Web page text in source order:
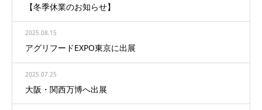
【冬季休業のお知らせ】
2025.08.15
アグリフードEXPO東京に出展
2025.07.25
大阪・関西万博へ出展